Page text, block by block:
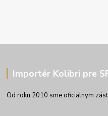
Importér Kolibri pre
Od roku 2010 sme oficiálnym